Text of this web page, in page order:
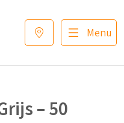
Menu
– 50